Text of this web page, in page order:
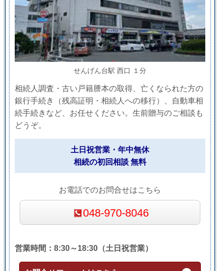
せんげん台駅 西口 １分
相続人調査・古い戸籍謄本の取得、亡くなられた方の
銀行手続き（残高証明・相続人への移行）、自動車相
続手続きなど、お任せください。生前贈与のご相談も
どうぞ。
土日祝営業・年中無休
相続の初回相談 無料
お電話でのお問合せはこちら
048-970-8046
営業時間：8:30～18:30（土日祝営業）